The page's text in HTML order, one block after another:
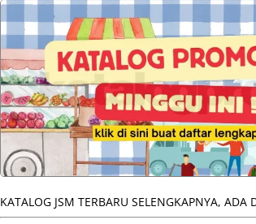
KATALOG JSM TERBARU SELENGKAPNYA, ADA